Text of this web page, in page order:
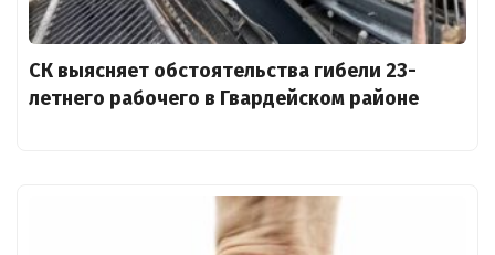
СК выясняет обстоятельства гибели 23-
летнего рабочего в Гвардейском районе